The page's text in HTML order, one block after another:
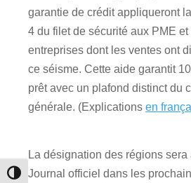
Passer en contraste élevé
garantie de crédit appliqueront
4 du filet de sécurité aux PME
entreprises dont les ventes ont
ce séisme. Cette aide garantit
prêt avec un plafond distinct du
générale. (Explications en
La désignation des régions sera
Journal officiel dans les